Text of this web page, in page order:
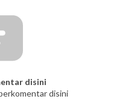
disini
disini